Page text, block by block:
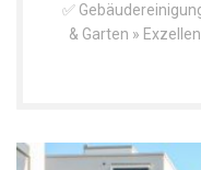
✅
& Garten »